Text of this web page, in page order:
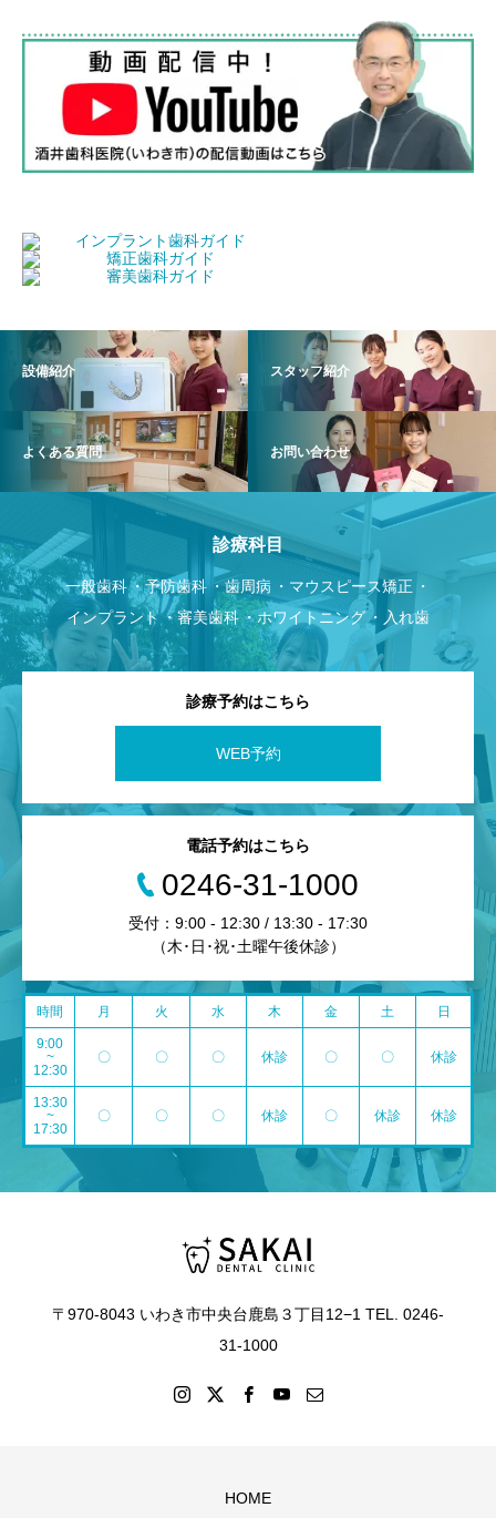
設備紹介 スタッフ紹介
よくある質問 お問い合わせ
診療科目
一般歯科 予防歯科 歯周病
マウスピース矯正
インプラント
審美歯科 ホワイトニング 入れ歯
診療予約はこちら
WEB予約
電話予約はこちら
0246-31-1000
受付：9:00 - 12:30 / 13:30 - 17:30
（木･日･祝･土曜午後休診）
時間 月 火 水 木 金 土 日
9:00
~
12:30
〇 〇 〇 休診 〇 〇 休診
13:30
~
17:30
〇 〇 〇 休診 〇 休診 休診
〒970-8043 いわき市中央台鹿島３丁目12−1 TEL. 0246-
31-1000
HOME